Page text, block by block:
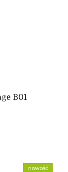
B01
nowość